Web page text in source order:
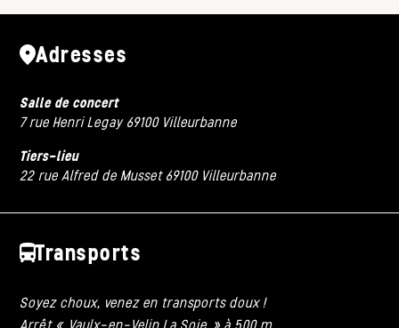
Adresses
Salle de concert
7 rue Henri Legay 69100 Villeurbanne
Tiers-lieu
22 rue Alfred de Musset 69100 Villeurbanne
Transports
Soyez choux, venez en transports doux !
Arrêt « Vaulx-en-Velin La Soie » à 500 m